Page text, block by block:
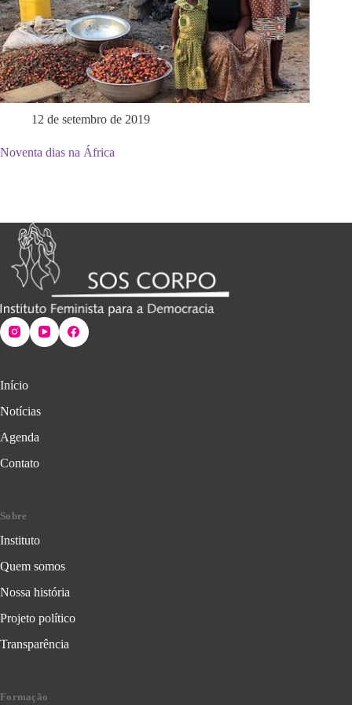
12 de setembro de 2019
Noventa dias na África
Início
Notícias
Agenda
Contato
Sobre
Instituto
Quem somos
Nossa história
Projeto político
Transparência
Formação